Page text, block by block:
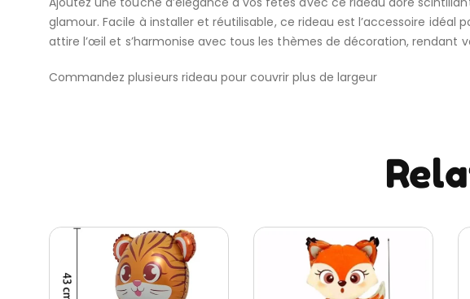
glamour. Facile à installer et réutilisable, ce rideau est l’accessoire
attire l’œil et s’harmonise avec tous les thèmes de décoration, rendant
Commandez plusieurs rideau pour couvrir plus de largeur